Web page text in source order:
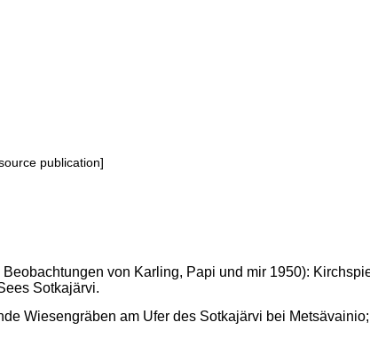
publication]
von Karling, Papi und mir 1950):
Sotkajärvi.
Wiesengräben am Ufer des Sotkajärvi bei